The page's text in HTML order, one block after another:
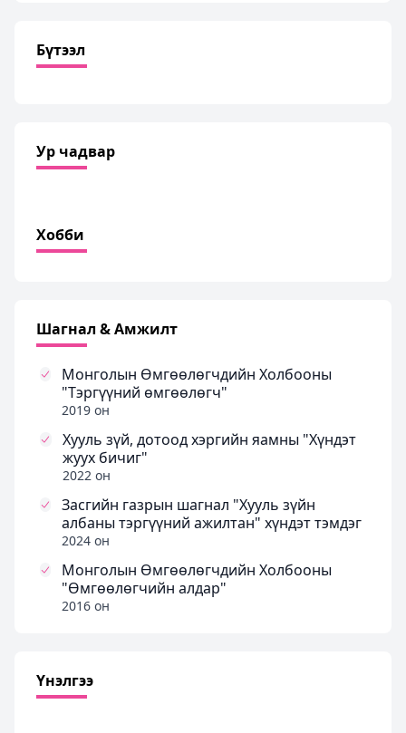
Бүтээл
Ур чадвар
Хобби
Шагнал & Амжилт
Монголын Өмгөөлөгчдийн Холбооны
"Тэргүүний өмгөөлөгч"
2019 он
Хууль зүй, дотоод хэргийн яамны "Хүндэт
жуух бичиг"
2022 он
Засгийн газрын шагнал "Хууль зүйн
албаны тэргүүний ажилтан" хүндэт тэмдэг
2024 он
Монголын Өмгөөлөгчдийн Холбооны
"Өмгөөлөгчийн алдар"
2016 он
Үнэлгээ